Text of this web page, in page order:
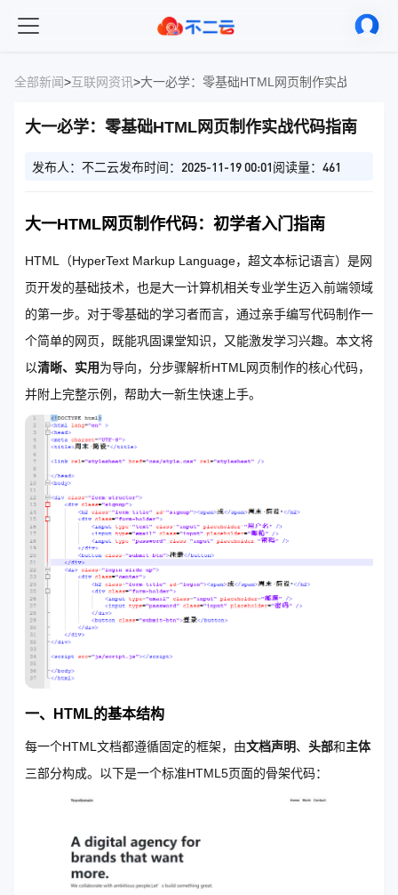
全部新闻>互联网资讯>大一必学：零基础HTML网页制作实战代码指南
大一必学：零基础HTML网页制作实战代码指南
发布人：不二云发布时间：2025-11-19 00:01阅读量：461
大一HTML网页制作代码：初学者入门指南
HTML（HyperText Markup Language，超文本标记语言）是网
页开发的基础技术，也是大一计算机相关专业学生迈入前端领域
的第一步。对于零基础的学习者而言，通过亲手编写代码制作一
个简单的网页，既能巩固课堂知识，又能激发学习兴趣。本文将
以清晰、实用为导向，分步骤解析HTML网页制作的核心代码，
并附上完整示例，帮助大一新生快速上手。
一、HTML的基本结构
每一个HTML文档都遵循固定的框架，由文档声明、 头部和主体
三部分构成。以下是一个标准HTML5页面的骨架代码：